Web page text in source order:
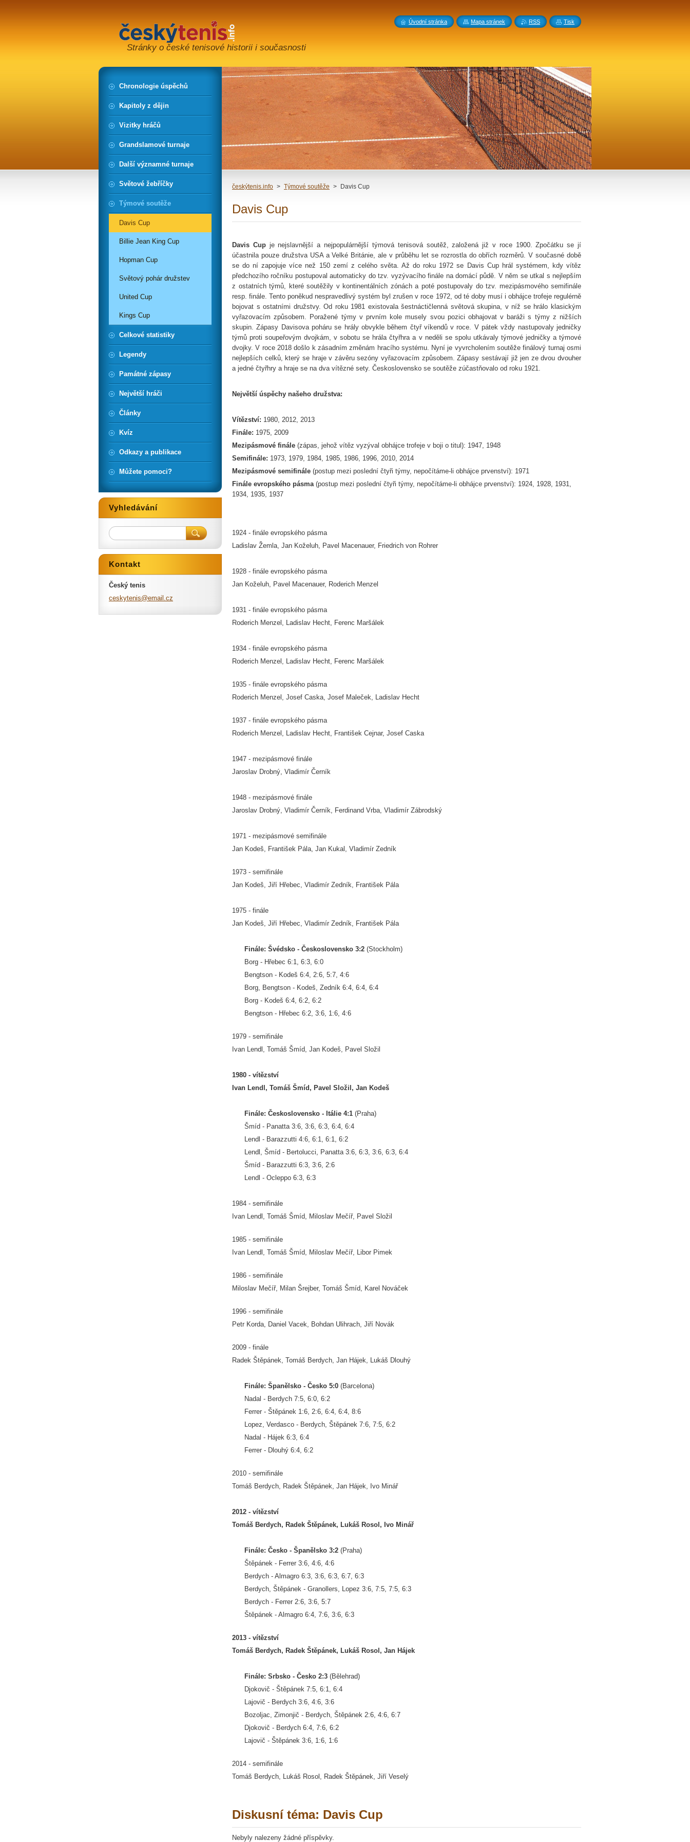
Stránky o české tenisové historii i současnosti
českýtenis.info > Týmové soutěže > Davis Cup
Davis Cup
Davis Cupje nejslavnější a nejpopulárnější týmová tenisová soutěž, založená již v roce 1900. Zpočátku se jí
účastnila pouze družstva USA a Velké Británie, ale v průběhu let se rozrostla do obřích rozměrů. V současné době
se do ní zapojuje více než 150 zemí z celého světa. Až do roku 1972 se Davis Cup hrál systémem, kdy vítěz
předchozího ročníku postupoval automaticky do tzv. vyzývacího finále na domácí půdě. V něm se utkal s nejlepším
z ostatních týmů, které soutěžily v kontinentálních zónách a poté postupovaly do tzv. mezipásmového semifinále
resp. finále. Tento poněkud nespravedlivý systém byl zrušen v roce 1972, od té doby musí i obhájce trofeje regulérně
bojovat s ostatními družstvy. Od roku 1981 existovala šestnáctičlenná světová skupina, v níž se hrálo klasickým
vyřazovacím způsobem. Poražené týmy v prvním kole musely svou pozici obhajovat v baráži s týmy z nižších
skupin. Zápasy Davisova poháru se hrály obvykle během čtyř víkendů v roce. V pátek vždy nastupovaly jedničky
týmů proti soupeřovým dvojkám, v sobotu se hrála čtyřhra a v neděli se spolu utkávaly týmové jedničky a týmové
dvojky. V roce 2018 došlo k zásadním změnám hracího systému. Nyní je vyvrcholením soutěže finálový turnaj osmi
nejlepších celků, který se hraje v závěru sezóny vyřazovacím způsobem. Zápasy sestávají již jen ze dvou dvouher
a jedné čtyřhry a hraje se na dva vítězné sety. Československo se soutěže zúčastňovalo od roku 1921.
Největší úspěchy našeho družstva:
Vítězství: 1980, 2012, 2013
Finále: 1975, 2009
Mezipásmové finále (zápas, jehož vítěz vyzýval obhájce trofeje v boji o titul): 1947, 1948
Semifinále: 1973, 1979, 1984, 1985, 1986, 1996, 2010, 2014
Mezipásmové semifinále (postup mezi poslední čtyři týmy, nepočítáme-li obhájce prvenství): 1971
Finále evropského pásma(postup mezi poslední čtyři týmy, nepočítáme-li obhájce prvenství): 1924, 1928, 1931,
1934, 1935, 1937
1924 - finále evropského pásma
Ladislav Žemla, Jan Koželuh, Pavel Macenauer, Friedrich von Rohrer
1928 - finále evropského pásma
Jan Koželuh, Pavel Macenauer, Roderich Menzel
1931 - finále evropského pásma
Roderich Menzel, Ladislav Hecht, Ferenc Maršálek
1934 - finále evropského pásma
Roderich Menzel, Ladislav Hecht, Ferenc Maršálek
1935 - finále evropského pásma
Roderich Menzel, Josef Caska, Josef Maleček, Ladislav Hecht
1937 - finále evropského pásma
Roderich Menzel, Ladislav Hecht, František Cejnar, Josef Caska
1947 - mezipásmové finále
Jaroslav Drobný, Vladimír Černík
1948 - mezipásmové finále
Jaroslav Drobný, Vladimír Černík, Ferdinand Vrba, Vladimír Zábrodský
1971 - mezipásmové semifinále
Jan Kodeš, František Pála, Jan Kukal, Vladimír Zedník
1973 - semifinále
Jan Kodeš, Jiří Hřebec, Vladimír Zedník, František Pála
1975 - finále
Jan Kodeš, Jiří Hřebec, Vladimír Zedník, František Pála
Finále: Švédsko - Československo 3:2 (Stockholm)
Borg - Hřebec 6:1, 6:3, 6:0
Bengtson - Kodeš 6:4, 2:6, 5:7, 4:6
Borg, Bengtson - Kodeš, Zedník 6:4, 6:4, 6:4
Borg - Kodeš 6:4, 6:2, 6:2
Bengtson - Hřebec 6:2, 3:6, 1:6, 4:6
1979 - semifinále
Ivan Lendl, Tomáš Šmíd, Jan Kodeš, Pavel Složil
1980 - vítězství
Ivan Lendl, Tomáš Šmíd, Pavel Složil, Jan Kodeš
Finále: Československo - Itálie 4:1 (Praha)
Šmíd - Panatta 3:6, 3:6, 6:3, 6:4, 6:4
Lendl - Barazzutti 4:6, 6:1, 6:1, 6:2
Lendl, Šmíd - Bertolucci, Panatta 3:6, 6:3, 3:6, 6:3, 6:4
Šmíd - Barazzutti 6:3, 3:6, 2:6
Lendl - Ocleppo 6:3, 6:3
1984 - semifinále
Ivan Lendl, Tomáš Šmíd, Miloslav Mečíř, Pavel Složil
1985 - semifinále
Ivan Lendl, Tomáš Šmíd, Miloslav Mečíř, Libor Pimek
1986 - semifinále
Miloslav Mečíř, Milan Šrejber, Tomáš Šmíd, Karel Nováček
1996 - semifinále
Petr Korda, Daniel Vacek, Bohdan Ulihrach, Jiří Novák
2009 - finále
Radek Štěpánek, Tomáš Berdych, Jan Hájek, Lukáš Dlouhý
Finále: Španělsko - Česko 5:0 (Barcelona)
Nadal - Berdych 7:5, 6:0, 6:2
Ferrer - Štěpánek 1:6, 2:6, 6:4, 6:4, 8:6
Lopez, Verdasco - Berdych, Štěpánek 7:6, 7:5, 6:2
Nadal - Hájek 6:3, 6:4
Ferrer - Dlouhý 6:4, 6:2
2010 - semifinále
Tomáš Berdych, Radek Štěpánek, Jan Hájek, Ivo Minář
2012 - vítězství
Tomáš Berdych, Radek Štěpánek, Lukáš Rosol, Ivo Minář
Finále: Česko - Španělsko 3:2 (Praha)
Štěpánek - Ferrer 3:6, 4:6, 4:6
Berdych - Almagro 6:3, 3:6, 6:3, 6:7, 6:3
Berdych, Štěpánek - Granollers, Lopez 3:6, 7:5, 7:5, 6:3
Berdych - Ferrer 2:6, 3:6, 5:7
Štěpánek - Almagro 6:4, 7:6, 3:6, 6:3
2013 - vítězství
Tomáš Berdych, Radek Štěpánek, Lukáš Rosol, Jan Hájek
Finále: Srbsko - Česko 2:3 (Bělehrad)
Djokovič - Štěpánek 7:5, 6:1, 6:4
Lajovič - Berdych 3:6, 4:6, 3:6
Bozoljac, Zimonjič - Berdych, Štěpánek 2:6, 4:6, 6:7
Djokovič - Berdych 6:4, 7:6, 6:2
Lajovič - Štěpánek 3:6, 1:6, 1:6
2014 - semifinále
Tomáš Berdych, Lukáš Rosol, Radek Štěpánek, Jiří Veselý
Diskusní téma: Davis Cup
Nebyly nalezeny žádné příspěvky.
Chronologie úspěchů
Kapitoly z dějin
Vizitky hráčů
Grandslamové turnaje
Další významné turnaje
Světové žebříčky
Týmové soutěže
Davis Cup
Billie Jean King Cup
Hopman Cup
Světový pohár družstev
United Cup
Kings Cup
Celkové statistiky
Legendy
Památné zápasy
Největší hráči
Články
Kvíz
Odkazy a publikace
Můžete pomoci?
Vyhledávání
Kontakt
Český tenis
ceskytenis@email .cz
Úvodní stránka Mapa stránek RSS Tisk